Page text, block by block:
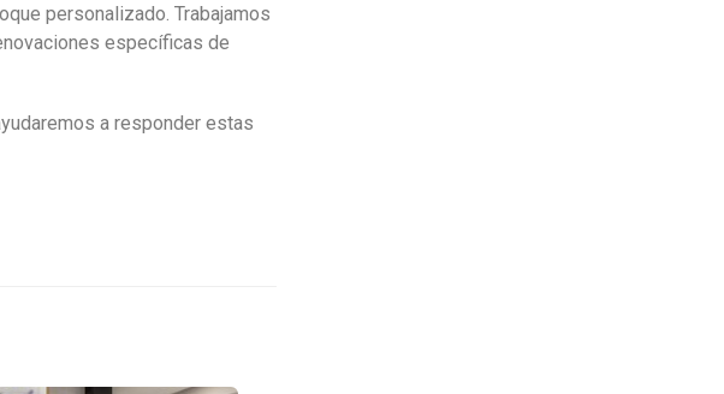
personalizado. Trabajamos
específicas de
a responder estas